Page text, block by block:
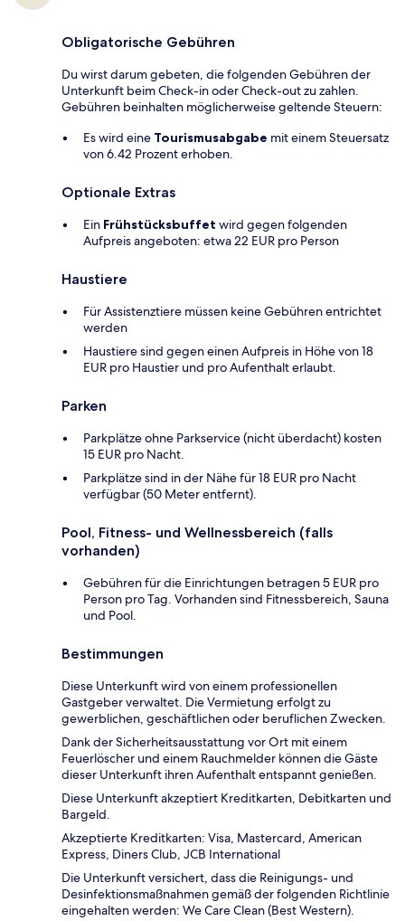
Obligatorische Gebühren
Du wirst darum gebeten, die folgenden Gebühren der
Unterkunft beim Check-in oder Check-out zu zahlen.
Gebühren beinhalten möglicherweise geltende Steuern:
Es wird eine Tourismusabgabe mit einem Steuersatz
von 6.42 Prozent erhoben.
Optionale Extras
Ein Frühstücksbuffet wird gegen folgenden
Aufpreis angeboten: etwa 22 EUR pro Person
Haustiere
Für Assistenztiere müssen keine Gebühren entrichtet
werden
Haustiere sind gegen einen Aufpreis in Höhe von 18
EUR pro Haustier und pro Aufenthalt erlaubt.
Parken
Parkplätze ohne Parkservice (nicht überdacht) kosten
15 EUR pro Nacht.
Parkplätze sind in der Nähe für 18 EUR pro Nacht
verfügbar (50 Meter entfernt).
Pool, Fitness- und Wellnessbereich (falls
vorhanden)
Gebühren für die Einrichtungen betragen 5 EUR pro
Person pro Tag. Vorhanden sind Fitnessbereich, Sauna
und Pool.
Bestimmungen
Diese Unterkunft wird von einem professionellen
Gastgeber verwaltet. Die Vermietung erfolgt zu
gewerblichen, geschäftlichen oder beruflichen Zwecken.
Dank der Sicherheitsausstattung vor Ort mit einem
Feuerlöscher und einem Rauchmelder können die Gäste
dieser Unterkunft ihren Aufenthalt entspannt genießen.
Diese Unterkunft akzeptiert Kreditkarten, Debitkarten und
Bargeld.
Akzeptierte Kreditkarten: Visa, Mastercard, American
Express, Diners Club, JCB International
Die Unterkunft versichert, dass die Reinigungs- und
Desinfektionsmaßnahmen gemäß der folgenden Richtlinie
eingehalten werden: We Care Clean (Best Western).